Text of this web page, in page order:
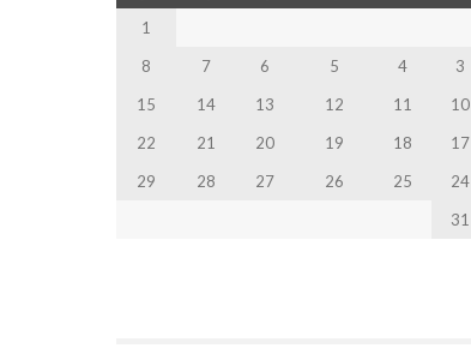
1
3
4
5
6
7
8
10
11
12
13
14
15
17
18
19
20
21
22
24
25
26
27
28
29
31